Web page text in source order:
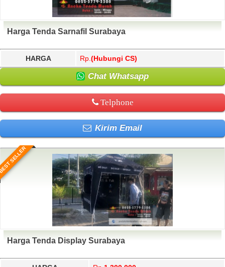
Harga Tenda Sarnafil Surabaya
HARGA Rp. (Hubungi CS)
Chat Whatsapp
Telphone
Kirim Email
SELLER
Harga Tenda Display Surabaya